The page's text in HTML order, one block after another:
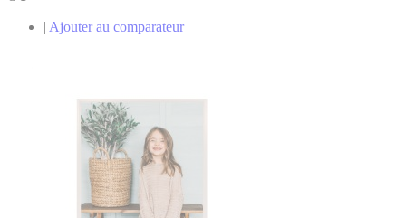
| Ajouter au comparateur